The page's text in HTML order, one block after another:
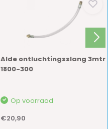
Alde ontluchtingsslang 3mtr
1800-300
Op voorraad
€20,90